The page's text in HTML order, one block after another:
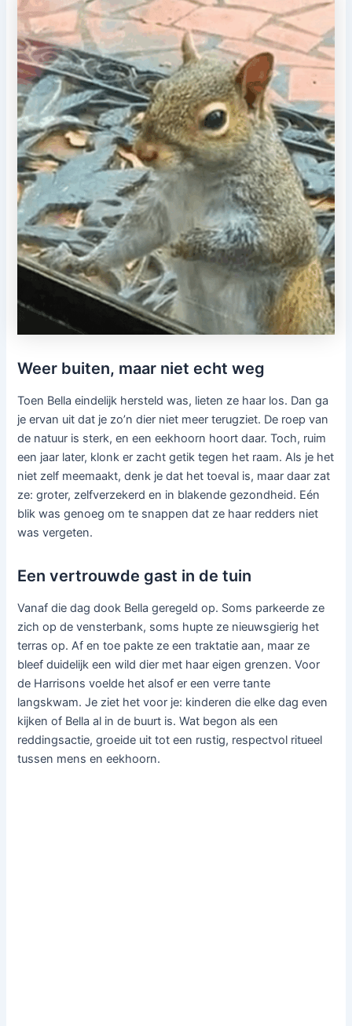
Weer buiten, maar niet echt weg
Toen Bella eindelijk hersteld was, lieten ze haar los. Dan ga
je ervan uit dat je zo’n dier niet meer terugziet. De roep van
de natuur is sterk, en een eekhoorn hoort daar. Toch, ruim
een jaar later, klonk er zacht getik tegen het raam. Als je het
niet zelf meemaakt, denk je dat het toeval is, maar daar zat
ze: groter, zelfverzekerd en in blakende gezondheid. Eén
blik was genoeg om te snappen dat ze haar redders niet
was vergeten.
Een vertrouwde gast in de tuin
Vanaf die dag dook Bella geregeld op. Soms parkeerde ze
zich op de vensterbank, soms hupte ze nieuwsgierig het
terras op. Af en toe pakte ze een traktatie aan, maar ze
bleef duidelijk een wild dier met haar eigen grenzen. Voor
de Harrisons voelde het alsof er een verre tante
langskwam. Je ziet het voor je: kinderen die elke dag even
kijken of Bella al in de buurt is. Wat begon als een
reddingsactie, groeide uit tot een rustig, respectvol ritueel
tussen mens en eekhoorn.